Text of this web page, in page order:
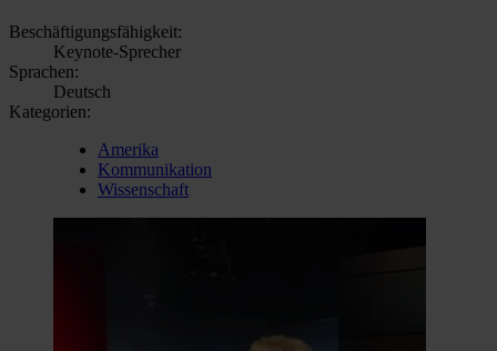
Beschäftigungsfähigkeit:
Keynote-Sprecher
Sprachen:
Deutsch
Kategorien:
Amerika
Kommunikation
Wissenschaft